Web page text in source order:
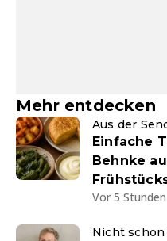
Mehr entdecken
Aus der
Einfache
Behnke
Vor 5 Stunden
Nicht schon